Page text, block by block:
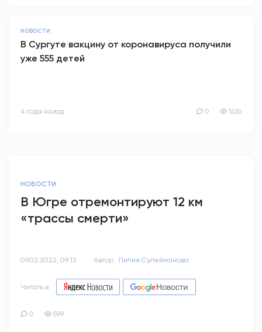
НОВОСТИ
В Сургуте вакцину от коронавируса получили
уже 555 детей
4 года назад 0 1636
НОВОСТИ
В Югре отремонтируют 12 км
«трассы смерти»
09.02.2022, 09:13 Автор: Лилия Сулейманова
Читать в
0 599